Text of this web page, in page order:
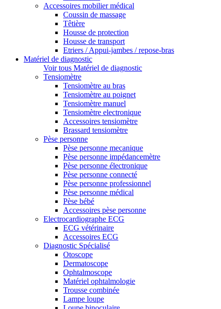
Accessoires mobilier médical
Coussin de massage
Têtière
Housse de protection
Housse de transport
Etriers / Appui-jambes / repose-bras
Matériel de diagnostic
Voir tous Matériel de diagnostic
Tensiomètre
Tensiomètre au bras
Tensiomètre au poignet
Tensiomètre manuel
Tensiomètre electronique
Accessoires tensiomètre
Brassard tensiomètre
Pèse personne
Pèse personne mecanique
Pèse personne impédancemètre
Pèse personne électronique
Pèse personne connecté
Pèse personne professionnel
Pèse personne médical
Pèse bébé
Accessoires pèse personne
Electrocardiographe ECG
ECG vétérinaire
Accessoires ECG
Diagnostic Spécialisé
Otoscope
Dermatoscope
Ophtalmoscope
Matériel ophtalmologie
Trousse combinée
Lampe loupe